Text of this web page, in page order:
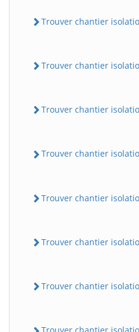
Trouver chantier
Trouver chantier
Trouver chantier
Trouver chantier
Trouver chantier
Trouver chantier
Trouver chantier